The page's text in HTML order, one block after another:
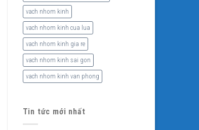
vach nhom kinh
vach nhom kinh cua lua
vach nhom kinh gia re
vach nhom kinh sai gon
vach nhom kinh van phong
Tin tức mới nhất